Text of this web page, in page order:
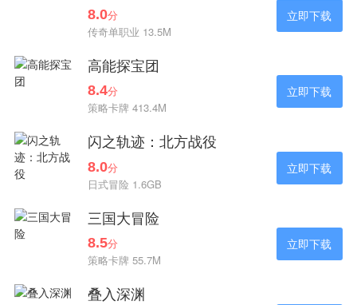
8.0分
传奇单职业 13.5M
立即下载
高能探宝团
8.4分
策略卡牌 413.4M
立即下载
闪之轨迹：北方战役
8.0分
日式冒险 1.6GB
立即下载
三国大冒险
8.5分
策略卡牌 55.7M
立即下载
叠入深渊